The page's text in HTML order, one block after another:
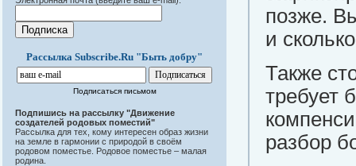
Рассылка Subscribe.Ru "Быть добру"
Подписаться письмом
Подпишись на рассылку "Движение
создателей родовых поместий"
Рассылка для тех, кому интересен образ жизни
на земле в гармонии с природой в своём
родовом поместье. Родовое поместье – малая
родина.
позже.
и
Также
требует
разбор